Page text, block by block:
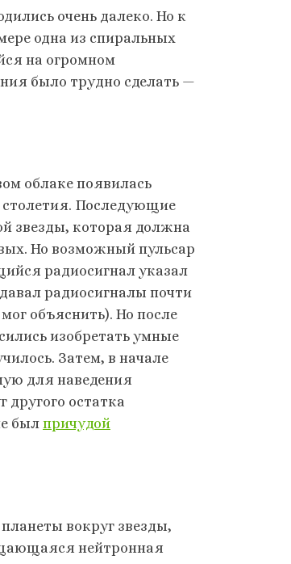
очень далеко. Но к
одна из спиральных
на огромном
было трудно сделать —
облаке появилась
столетия. Последующие
звезды, которая должна
Но возможный пульсар
радиосигнал указал
радиосигналы почти
объяснить). Но после
изобретать умные
Затем, в начале
для наведения
другого остатка
был причудой
вокруг звезды,
нейтронная